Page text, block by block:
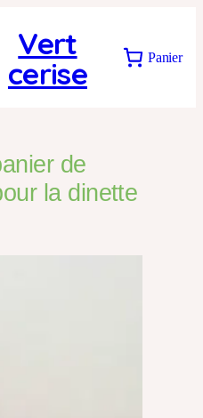
Vert
cerise
Panier
de
la dinette